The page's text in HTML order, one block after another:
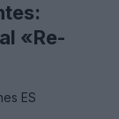
«Re-
ES